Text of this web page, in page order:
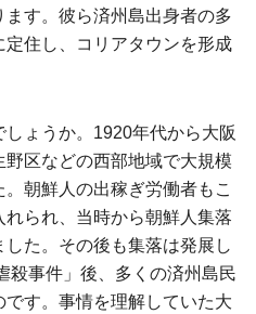
す。彼ら済州島出身者の多
定住し、コリアタウンを形成
ょうか。1920年代から大阪
区などの西部地域で大規模
朝鮮人の出稼ぎ労働者もこ
られ、当時から朝鮮人集落
た。その後も集落は発展し
殺事件」後、多くの済州島民
す。事情を理解していた大